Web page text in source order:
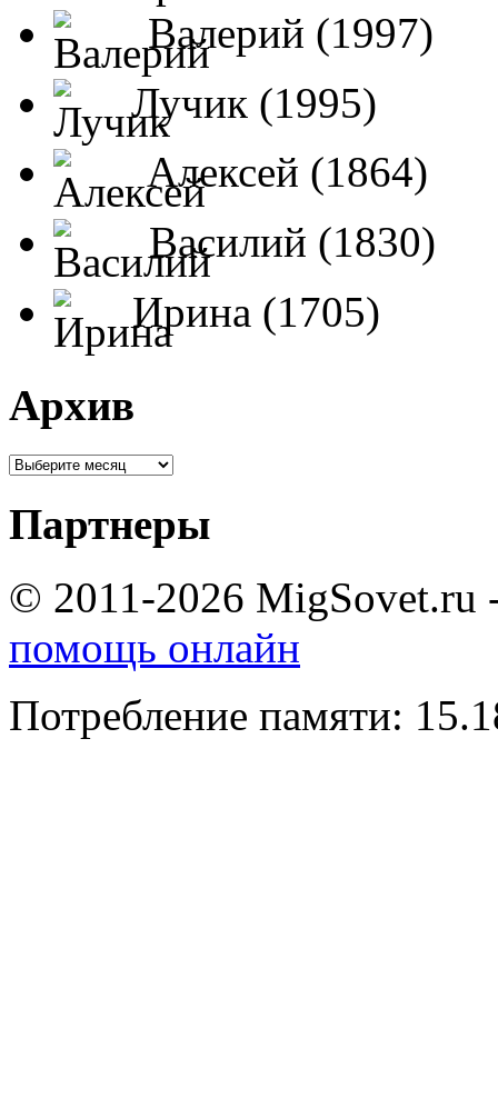
Валерий (1997)
Лучик (1995)
Алексей (1864)
Василий (1830)
Ирина (1705)
Архив
Партнеры
© 2011-2026 MigSovet.ru
помощь онлайн
Потребление памяти: